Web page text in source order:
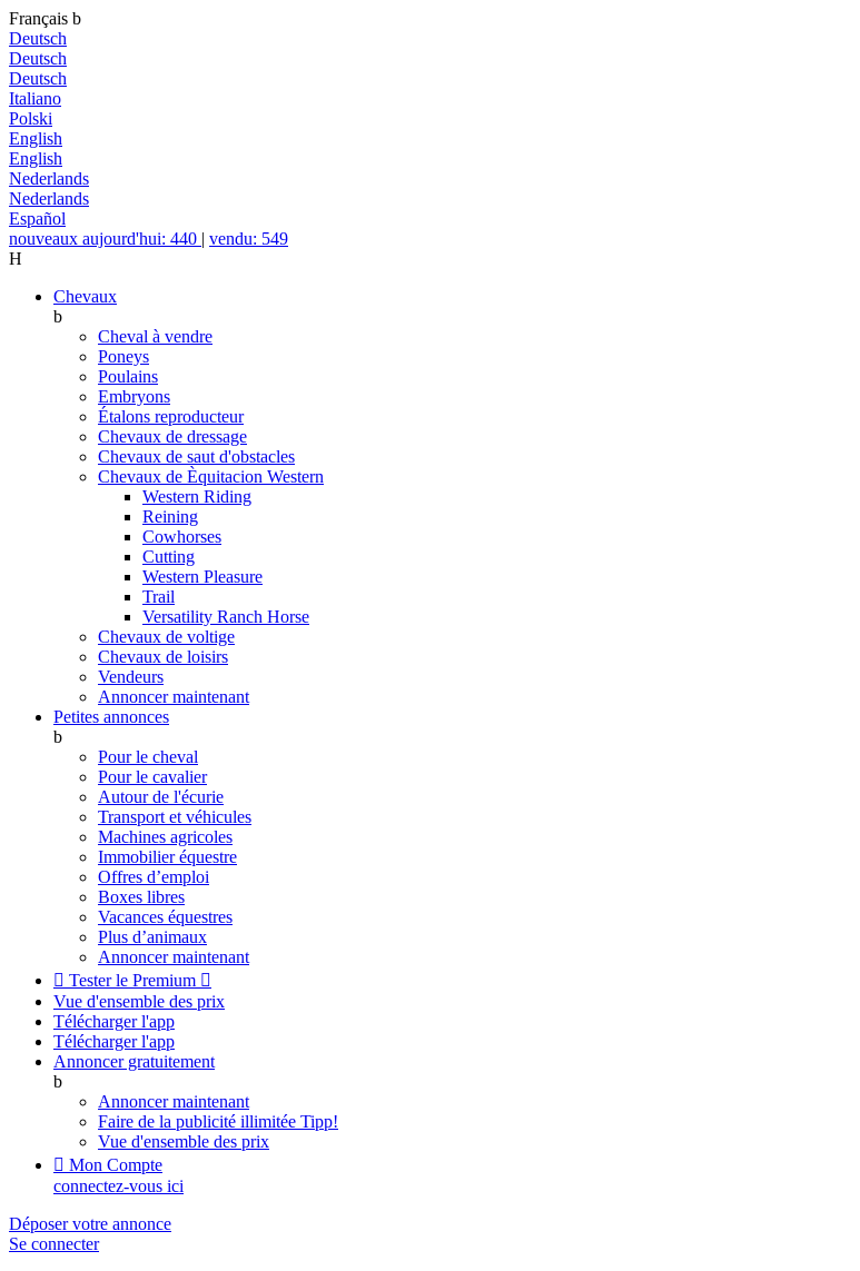
Français b
Deutsch
Deutsch
Deutsch
Italiano
Polski
English
English
Nederlands
Nederlands
Español
nouveaux aujourd'hui: 440 | vendu: 549
H
Chevaux
b
Cheval à vendre
Poneys
Poulains
Embryons
Étalons reproducteur
Chevaux de dressage
Chevaux de saut d'obstacles
Chevaux de Èquitacion Western
Western Riding
Reining
Cowhorses
Cutting
Western Pleasure
Trail
Versatility Ranch Horse
Chevaux de voltige
Chevaux de loisirs
Vendeurs
Annoncer maintenant
Petites annonces
b
Pour le cheval
Pour le cavalier
Autour de l'écurie
Transport et véhicules
Machines agricoles
Immobilier équestre
Offres d’emploi
Boxes libres
Vacances équestres
Plus d’animaux
Annoncer maintenant
 Tester le Premium 
Vue d'ensemble des prix
Télécharger l'app
Télécharger l'app
Annoncer gratuitement
b
Annoncer maintenant
Faire de la publicité illimitée Tipp!
Vue d'ensemble des prix
 Mon Compte
connectez-vous ici
Déposer votre annonce
Se connecter